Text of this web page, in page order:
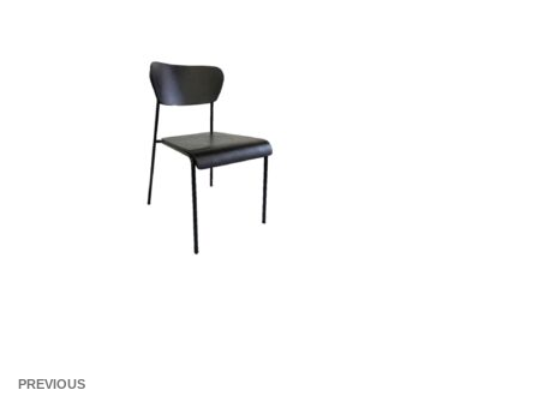
投
Previous
PREVIOUS